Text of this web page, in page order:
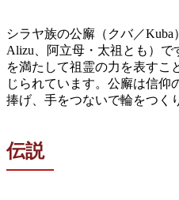
シラヤ族の公廨（クバ／
Alizu、阿立母・太祖とも）
を満たして祖霊の力を表すこ
じられています。公廨は信仰
捧げ、手をつないで輪をつく
伝説